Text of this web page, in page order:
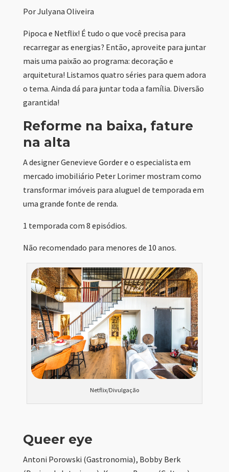
Por Julyana Oliveira
Pipoca e Netflix! É tudo o que você precisa para
recarregar as energias? Então, aproveite para juntar
mais uma paixão ao programa: decoração e
arquitetura! Listamos quatro séries para quem adora
o tema. Ainda dá para juntar toda a família. Diversão
garantida!
Reforme na baixa, fature
na alta
A designer Genevieve Gorder e o especialista em
mercado imobiliário Peter Lorimer mostram como
transformar imóveis para aluguel de temporada em
uma grande fonte de renda.
1 temporada com 8 episódios.
Não recomendado para menores de 10 anos.
Netflix/Divulgação
Queer eye
Antoni Porowski (Gastronomia), Bobby Berk